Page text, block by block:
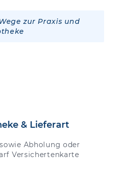
zur Praxis und
& Lieferart
Abholung oder
Versichertenkarte